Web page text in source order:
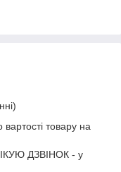
вартості товару на
ДЗВІНОК - у